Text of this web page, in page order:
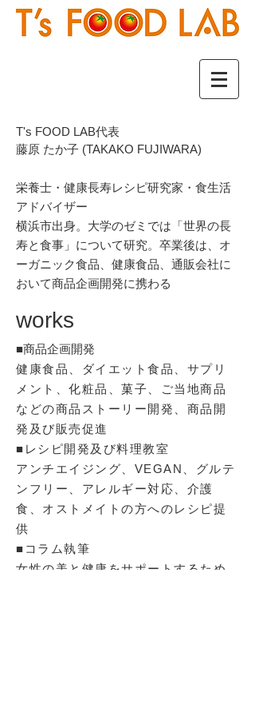
T's FOOD LAB代表
藤原 たか子 (TAKAKO FUJIWARA)
栄養士・健康長寿レシピ研究家・食生活
アドバイザー
横浜市出身。大学のゼミでは「世界の長
寿と食事」について研究。卒業後は、オ
ーガニック食品、健康食品、通販会社に
おいて商品企画開発に携わる
works
■商品企画開発
健康食品、ダイエット食品、サプリ
メント、化粧品、菓子、ご当地商品
などの商品ストーリー開発、商品開
発及び販売促進
■レシピ開発及び料理教室
アンチエイジング、VEGAN
、グルテ
ンフリー、アレルギー対応、介護
食、オストメイトの方へのレシピ​提
供
​■コラム執筆
女性の美と健康をサポートするため